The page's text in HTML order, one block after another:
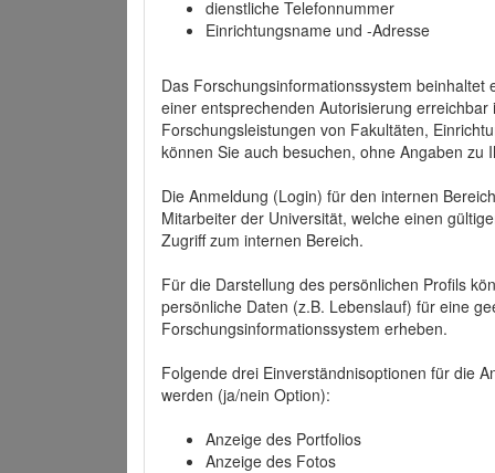
dienstliche Telefonnummer
Einrichtungsname und -Adresse
Das Forschungsinformationssystem beinhaltet
einer entsprechenden Autorisierung
Forschungsleistungen von Fakultäten,
können Sie auch besuchen, ohne Angaben zu
Die Anmeldung (Login) für den internen
Mitarbeiter der Universität, welche einen
Zugriff zum internen Bereich.
Für die Darstellung des persönlichen Profils
persönliche Daten (z.B. Lebenslauf) für eine
Forschungsinformationssystem erheben.
Folgende drei Einverständnisoptionen für die
werden (ja/nein Option):
Anzeige des Portfolios
Anzeige des Fotos